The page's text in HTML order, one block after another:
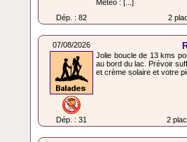
Météo : [...]
Dép. : 82
2
07/08/2026
Jolie boucle de 13 kms
au bord du lac. Prévoir
et crème solaire et votre
Dép. : 31 2